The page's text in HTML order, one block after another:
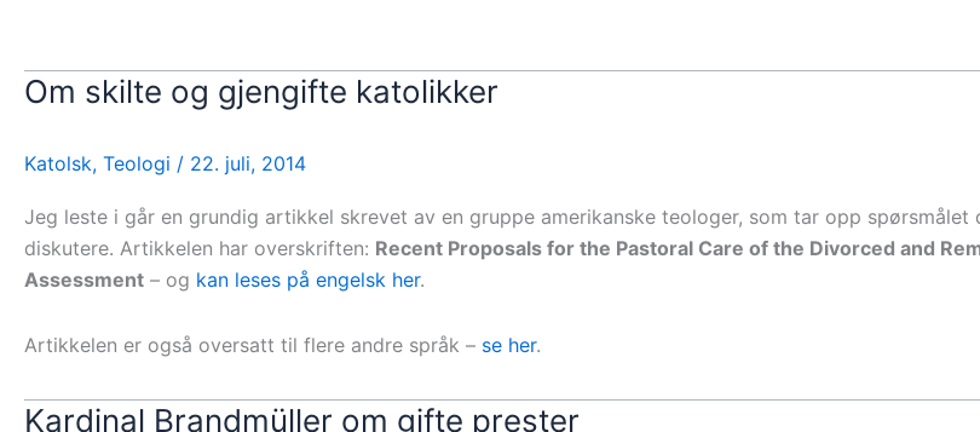
Om skilte og gjengifte katolikker
Katolsk, Teologi / 22. juli, 2014
Jeg leste i går en grundig artikkel skrevet av en gruppe amerikanske teologer, som tar opp spørsmålet
diskutere. Artikkelen har overskriften: Recent Proposals for the Pastoral Care of the Divorced and
Assessment – og kan leses på engelsk her.
Artikkelen er også oversatt til flere andre språk – se her.
Kardinal Brandmüller om gifte prester